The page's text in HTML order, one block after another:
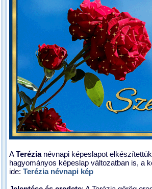
ATerézianévnapi képeslapot
hagyományos képeslap változatban is, a
ide: Terézia névnapi kép